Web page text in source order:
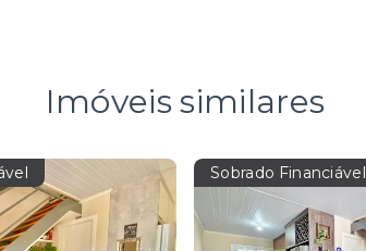
Imóveis similares
Sobrado Financiável